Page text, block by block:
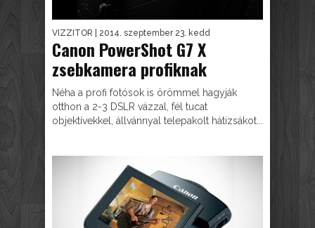
VIZZITOR | 2014. szeptember 23. kedd
Canon PowerShot G7 X
zsebkamera profiknak
Néha a profi fotósok is örömmel hagyják
otthon a 2-3 DSLR vázzal, fél tucat
objektívekkel, állvánnyal telepakolt hátizsákot...